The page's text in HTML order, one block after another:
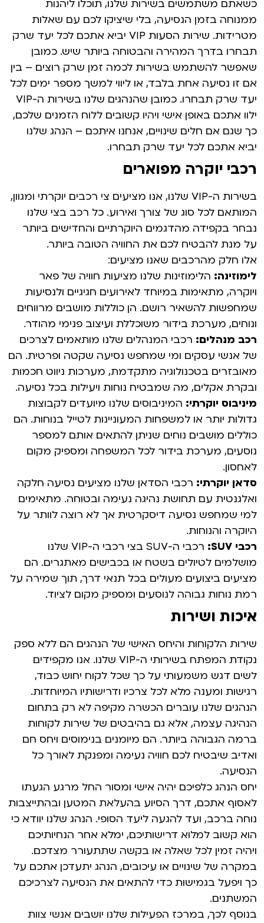
כשאתם משתמשים בשירות שלנו, תוכלו ליהנות
ממנוחה בזמן הנסיעה, בלי שיציקו לכם עם שאלות
מטרידות. שירות הסעות VIP יביא אתכם לכל יעד שרק
תבחרו בדרך המהירה והבטוחה ביותר שיש. כמובן
שאפשר להשתמש בשירות לכמה זמן שרק רוצים – בין
אם זו נסיעה אחת בלבד, או ליווי למשך מספר ימים לכל
יעד שרק תבחרו. כמובן שהנהגים שלנו בשירות ה-VIP
ילוו אתכם באופן אישי ויהיו קשובים ללוח הזמנים שלכם,
כך שגם אם חלים שינויים, אנחנו איתכם – הנהג שלנו
יביא אתכם לכל יעד שרק תבחרו.
רכבי יוקרה מפוארים
בשירות ה-VIP שלנו, אנו מציעים צי רכבים יוקרתי ומגוון,
המותאם לכל סוג של צורך ואירוע. כל רכב בצי שלנו
נבחר בקפידה מהדגמים היוקרתיים והחדישים ביותר
על מנת להבטיח לכם את החוויה הטובה ביותר.
אלו חלק מהרכבים שאנו מציעים:
לימוזינה: הלימוזינות שלנו מציעות חוויה של פאר
ויוקרה, מתאימות במיוחד לאירועים חגיגיים ולנסיעות
שמחפשות להשאיר רושם. הן כוללות מושבים מרווחים
ונוחים, מערכת בידור משוכללת ועיצוב פנימי מהודר.
רכב מנהלים: רכבי המנהלים שלנו מותאמים לצרכים
של אנשי עסקים ומי שמחפש נסיעה שקטה ופרטית. הם
מאובזרים בטכנולוגיה מתקדמת, מערכות ניווט חכמות
ובקרת אקלים, מה שמבטיח נוחות ויעילות בכל נסיעה.
מיניבוס יוקרתי: המיניבוסים שלנו מיועדים לקבוצות
גדולות יותר או למשפחות המעוניינות לטייל בנוחות. הם
כוללים מושבים נוחים שניתן להתאים אותם למספר
נוסעים, מערכת בידור לכל המשפחה ומספיק מקום
לאחסון.
סדאן יוקרתי: רכבי הסדאן שלנו מציעים נסיעה חלקה
ואלגנטית עם תחושת נהיגה נעימה ובטוחה. מתאימים
למי שמחפש נסיעה דיסקרטית אך לא רוצה לוותר על
היוקרה והנוחות.
רכבי SUV:
רכבי ה-SUV בצי רכבי ה-VIP שלנו
מושלמים לטיולים בשטח או בכבישים מאתגרים. הם
מציעים ביצועים מעולים בכל תנאי דרך, תוך שמירה על
רמת נוחות גבוהה לנוסעים ומספיק מקום לציוד.
איכות ושירות
שירות הלקוחות והיחס האישי של הנהגים הם ללא ספק
נקודת המפתח בשירותי ה-VIP שלנו. אנו מקפידים
לשים דגש משמעותי על כך שכל לקוח יחוש כבוד,
רגישות ומענה מלא לכל צרכיו ודרישותיו המיוחדות.
הנהגים שלנו עוברים הכשרה מקיפה לא רק בתחום
הנהיגה עצמה, אלא גם בהיבטים של שירות לקוחות
ברמה הגבוהה ביותר. הם מיומנים בנימוסים ויחס חם
ואדיב שיבטיח לכם חוויה נעימה ומפנקת לאורך כל
הנסיעה.
יחס הנהג כלפיכם יהיה אישי ומסור החל מרגע הגעתו
לאסוף אתכם, דרך הסיוע בהעלאת המטען ובהתייצבות
נוחה ברכב, ועד להגעה ליעד הסופי. הנהג שלנו יוודא כי
הוא קשוב למלוא דרישותיכם, ימלא אחר הנחיותיכם
ויהיה זמין לכל שאלה או בקשה שתתעורר מצדכם.
במקרה של שינויים או עיכובים, הנהג יתעדכן אתכם על
כך ויפעל בגמישות כדי להתאים את הנסיעה לצרכיכם
המשתנים.
בנוסף לכך, במרכז הפעילות שלנו יושבים אנשי צוות